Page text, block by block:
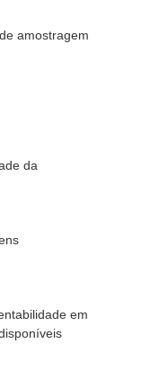
amostragem
da
em